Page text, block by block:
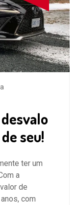
seu!
ter um
a
de
com